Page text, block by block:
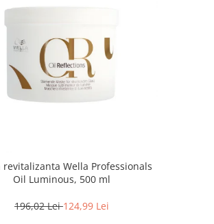
revitalizanta Wella Professionals
Oil Luminous, 500 ml
196,02 Lei124,99 Lei